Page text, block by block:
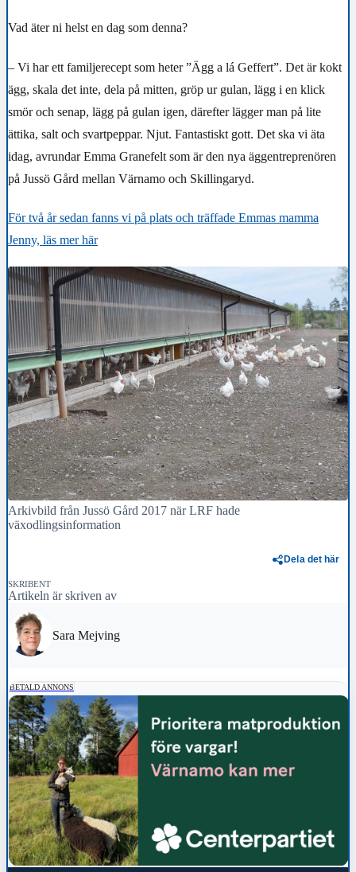
Vad äter ni helst en dag som denna?
– Vi har ett familjerecept som heter ”Ägg a lá Geffert”. Det är kokt
ägg, skala det inte, dela på mitten, gröp ur gulan, lägg i en klick
smör och senap, lägg på gulan igen, därefter lägger man på lite
ättika, salt och svartpeppar. Njut. Fantastiskt gott. Det ska vi äta
idag, avrundar Emma Granefelt som är den nya äggentreprenören
på Jussö Gård mellan Värnamo och Skillingaryd.
För två år sedan fanns vi på plats och träffade Emmas mamma
Jenny, läs mer här
Arkivbild från Jussö Gård 2017 när LRF hade
växodlingsinformation
Dela det här
SKRIBENT
Artikeln är skriven av
Sara Mejving
BETALD ANNONS